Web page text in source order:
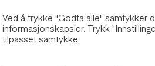
Ved å trykke "Godta alle" samtykker
informasjonskapsler. Trykk
tilpasset samtykke.